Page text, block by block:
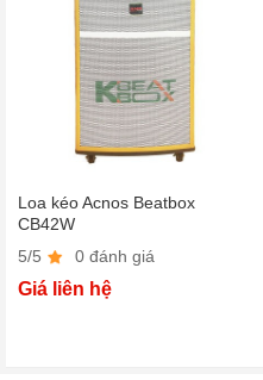
Loa kéo Acnos Beatbox
CB42W
5/5
0 đánh giá
Giá liên hệ